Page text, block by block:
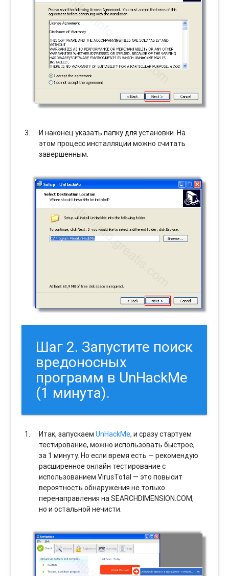
И наконец указать папку для установки. На
этом процесс инсталляции можно считать
завершенным.
Шаг 2. Запустите поиск
вредоносных
программ в UnHackMe
(1 минута).
Итак, запускаемUnHackMe, и сразу стартуем
тестирование, можно использовать быстрое,
за 1 минуту. Но если время есть — рекомендую
расширенное онлайн тестирование с
использованием VirusTotal — это повысит
вероятность обнаружения не только
перенаправления на SEARCHDIMENSION.COM,
но и остальной нечисти.